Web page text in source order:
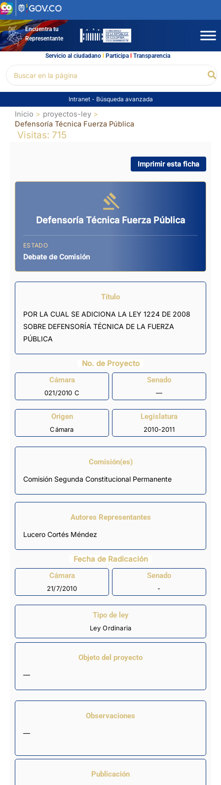
Ir
al
contenidoEncuentra tu
Representante
Servicio al ciudadano l Participal Transparencia
por:
Intranet - Búsqueda avanzada
Inicio
proyectos-ley
Defensoría Técnica Fuerza Pública
Visitas: 715
Imprimir esta ficha
Defensoría Técnica Fuerza Pública
ESTADO
Debate de Comisión
Título
POR LA CUAL SE ADICIONA LA LEY 1224 DE 2008
SOBRE DEFENSORÍA TÉCNICA DE LA FUERZA
PÚBLICA
No. de Proyecto
Cámara
021/2010 C
Senado
—
Origen
Cámara
Legislatura
2010-2011
Comisión(es)
Comisión Segunda Constitucional Permanente
Autores Representantes
Lucero Cortés Méndez
Fecha de Radicación
Cámara
21/7/2010
Senado
-
Tipo de ley
Ley Ordinaria
Objeto del proyecto
—
Observaciones
—
Publicación